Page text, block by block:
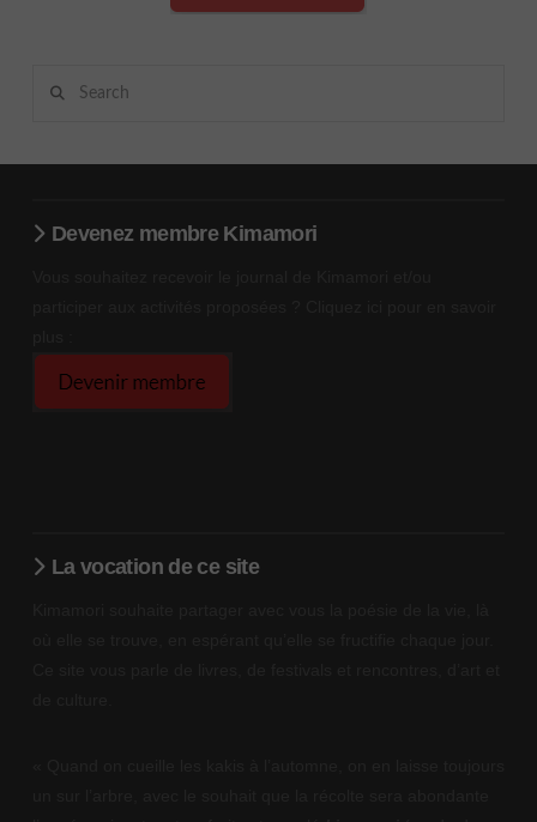
Devenez membre Kimamori
La vocation de ce site